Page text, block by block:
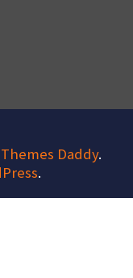
Themes Daddy.
.